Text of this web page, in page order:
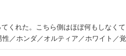
くれた。こちら側はほぼ何もしなく
／ホンダ／オルティア／ホワイト／